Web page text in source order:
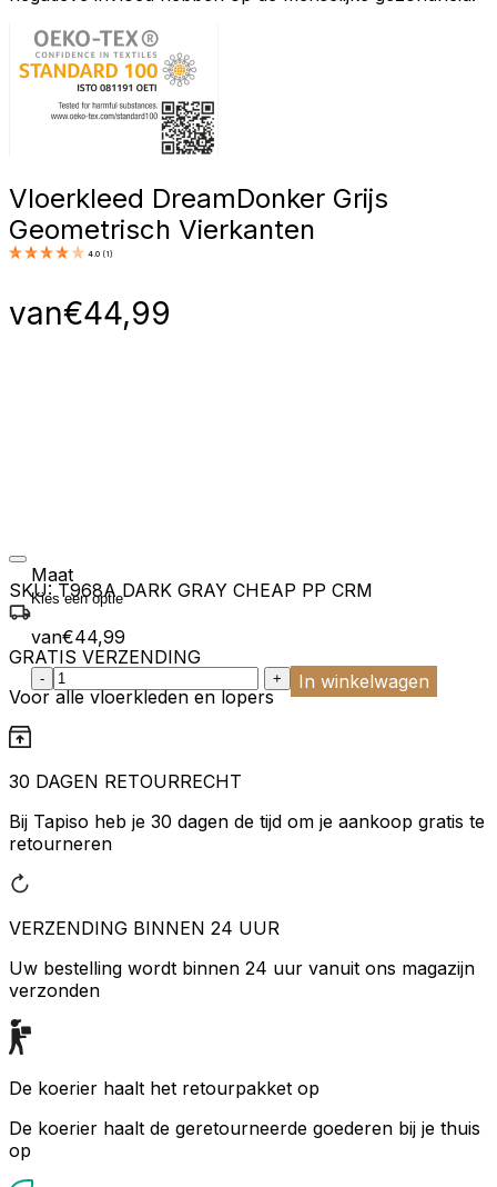
Vloerkleed DreamDonker Grijs
Geometrisch Vierkanten
4.0 (1 )
van€44,99
Maat
van€44,99
:product_name quantity
- + In winkelwagen
SKU: T968A DARK GRAY CHEAP PP CRM
GRATIS VERZENDING
Voor alle vloerkleden en lopers
30 DAGEN RETOURRECHT
Bij Tapiso heb je 30 dagen de tijd om je aankoop gratis te
retourneren
VERZENDING BINNEN 24 UUR
Uw bestelling wordt binnen 24 uur vanuit ons magazijn
verzonden
De koerier haalt het retourpakket op
De koerier haalt de geretourneerde goederen bij je thuis
op